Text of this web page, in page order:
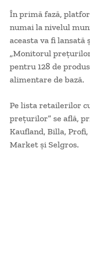
În primă fază,
numai la nivelul
aceasta va fi
„Monitorul
pentru 128 de
alimentare de bază.
Pe lista retailerilor
preţurilor” se află,
Kaufland, Billa,
Market şi Selgros.